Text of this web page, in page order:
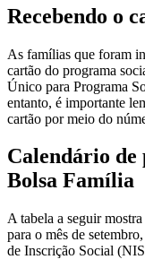
Recebendo o
As famílias que foram
cartão do programa
Único para Programa
entanto, é importante
cartão por meio do
Calendário de
Bolsa Família
A tabela a seguir
para o mês de
de Inscrição Social